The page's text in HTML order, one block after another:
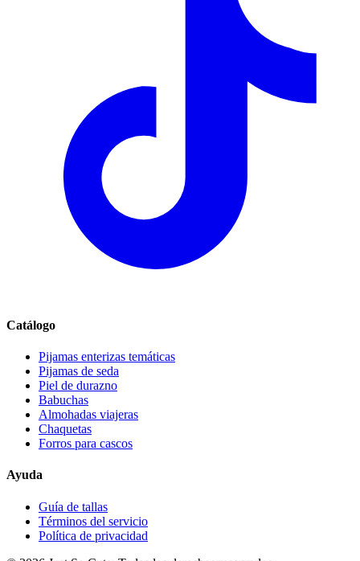
Catálogo
Pijamas enterizas temáticas
Pijamas de seda
Piel de durazno
Babuchas
Almohadas viajeras
Chaquetas
Forros para cascos
Ayuda
Guía de tallas
Términos del servicio
Política de privacidad